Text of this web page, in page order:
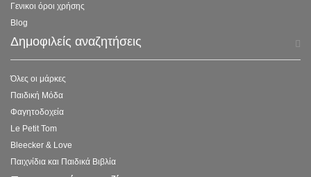
Γενικοι όροι χρήσης
Blog
Δημοφιλείς αναζητήσεις
Όλες οι μάρκες
Παιδική Μόδα
Φαγητοδοχεία
Le Petit Tom
Bleecker & Love
Παιχνίδια και Παιδικά Βιβλία